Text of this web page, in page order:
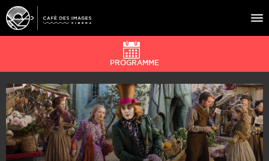
À L’AFFICHE
ÉVÉNEMENTS
CAFÉ DU CINÉ
PRATIQUE
ÉDUCATION AUX IMAGES
PROGRAMME